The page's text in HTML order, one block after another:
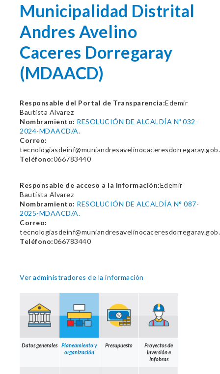
Municipalidad Distrital
Andres Avelino
Caceres Dorregaray
(MDAACD)
Responsable del Portal de Transparencia:Edemir
Bautista Alvarez
Nombramiento: RESOLUCIÓN DE ALCALDÍA Nº 032-
2024-MDAACD/A.
Correo:
Teléfono:066783440
Responsable de acceso a la información:Edemir
Bautista Alvarez
Nombramiento: RESOLUCIÓN DE ALCALDÍA N° 087-
2025-MDAACD/A.
Correo:
Teléfono:066783440
Ver administradores de la información
Datos generales
Planeamiento y
organización
Presupuesto
Proyectos de
inversión e
Infobras